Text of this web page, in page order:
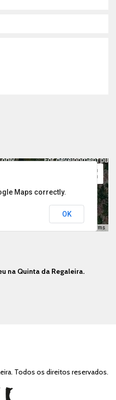
only For development
Terms
Maps correctly.
OK
na Quinta da Regaleira.
Todos os direitos reservados.